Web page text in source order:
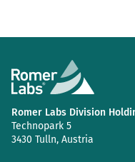
Romer Labs Division
Technopark 5
3430 Tulln, Austria